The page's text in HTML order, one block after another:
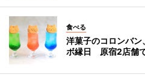
食べる
洋菓子のコロンバ
ボ縁日 原宿2店舗